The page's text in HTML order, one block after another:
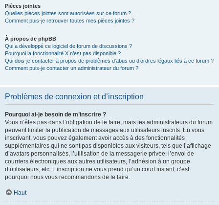
Pièces jointes
Quelles pièces jointes sont autorisées sur ce forum ?
Comment puis-je retrouver toutes mes pièces jointes ?
À propos de phpBB
Qui a développé ce logiciel de forum de discussions ?
Pourquoi la fonctionnalité X n’est pas disponible ?
Qui dois-je contacter à propos de problèmes d’abus ou d’ordres légaux liés à ce forum ?
Comment puis-je contacter un administrateur du forum ?
Problèmes de connexion et d’inscription
Pourquoi ai-je besoin de m’inscrire ?
Vous n’êtes pas dans l’obligation de le faire, mais les administrateurs du forum
peuvent limiter la publication de messages aux utilisateurs inscrits. En vous
inscrivant, vous pouvez également avoir accès à des fonctionnalités
supplémentaires qui ne sont pas disponibles aux visiteurs, tels que l’affichage
d’avatars personnalisés, l’utilisation de la messagerie privée, l’envoi de
courriers électroniques aux autres utilisateurs, l’adhésion à un groupe
d’utilisateurs, etc. L’inscription ne vous prend qu’un court instant, c’est
pourquoi nous vous recommandons de le faire.
Haut